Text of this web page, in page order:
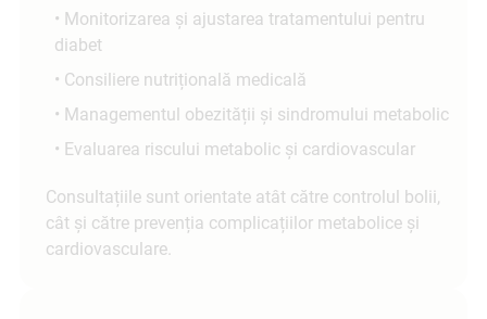
• Monitorizarea și ajustarea tratamentului pentru
diabet
• Consiliere nutrițională medicală
• Managementul obezității și sindromului metabolic
• Evaluarea riscului metabolic și cardiovascular
Consultațiile sunt orientate atât către controlul bolii,
cât și către prevenția complicațiilor metabolice și
cardiovasculare.